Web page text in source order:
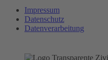
Impressum
Datenschutz
Datenverarbeitung